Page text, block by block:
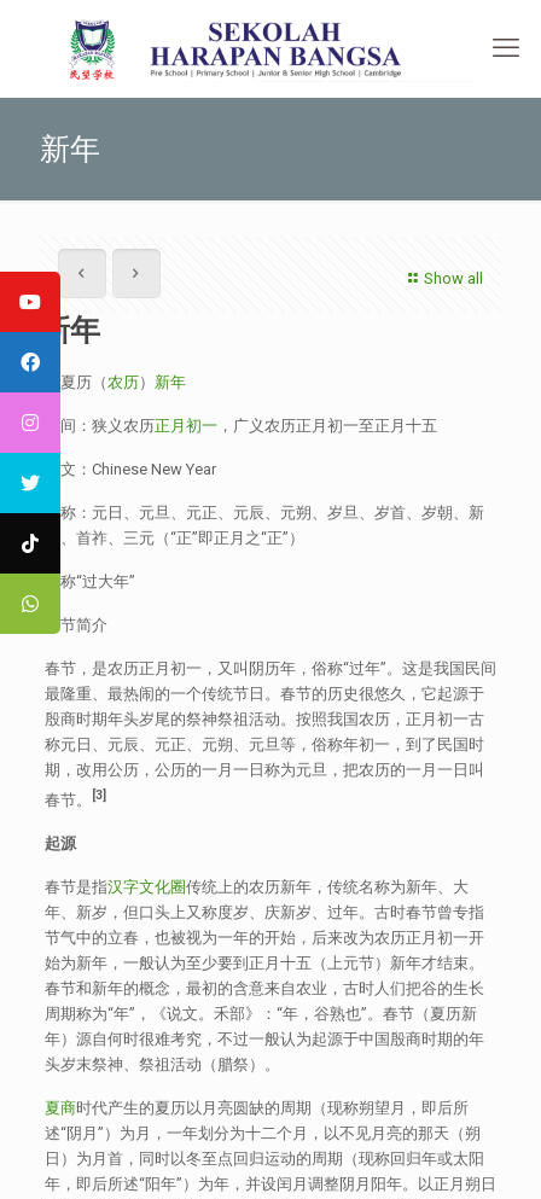
新年
Show all
新年
即夏历（农历） 新年
时间：狭义农历正月初一，广义农历正月初一至正月十五
英文：Chinese New Year
古称：元日、元旦、元正、元辰、元朔、岁旦、岁首、岁朝、新
正、首祚、三元（“正”即正月之“正”）
俗称“过大年”
春节简介
春节，是农历正月初一，又叫阴历年，俗称“过年”。这是我国民间
最隆重、最热闹的一个传统节日。春节的历史很悠久，它起源于
殷商时期年头岁尾的祭神祭祖活动。按照我国农历，正月初一古
称元日、元辰、元正、元朔、元旦等，俗称年初一，到了民国时
期，改用公历，公历的一月一日称为元旦，把农历的一月一日叫
春节。
[3]
起源
春节是指汉字文化圈传统上的农历新年，传统名称为新年、大
年、新岁，但口头上又称度岁、庆新岁、过年。古时春节曾专指
节气中的立春，也被视为一年的开始，后来改为农历正月初一开
始为新年，一般认为至少要到正月十五（上元节）新年才结束。
春节和新年的概念，最初的含意来自农业，古时人们把谷的生长
周期称为“年”，《说文。禾部》：“年，谷熟也”。春节（夏历新
年）源自何时很难考究，不过一般认为起源于中国殷商时期的年
头岁末祭神、祭祖活动（腊祭）。
夏商时代产生的夏历以月亮圆缺的周期（现称朔望月，即后所
述“阴月”）为月，一年划分为十二个月，以不见月亮的那天（朔
日）为月首，同时以冬至点回归运动的周期（现称回归年或太阳
年，即后所述“阳年”）为年，并设闰月调整阴月阳年。以正月朔日